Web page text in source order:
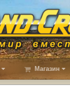
Магазин